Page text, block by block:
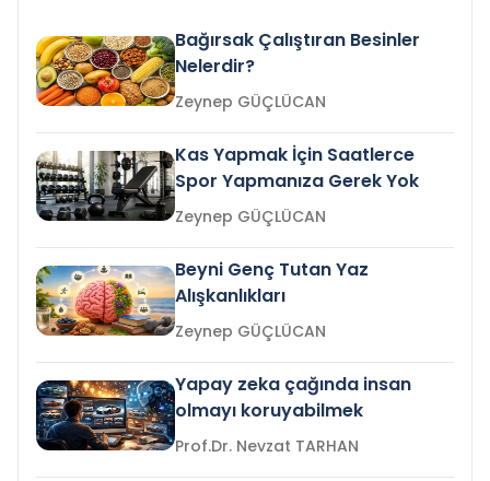
Bağırsak Çalıştıran Besinler
Nelerdir?
Zeynep GÜÇLÜCAN
Kas Yapmak İçin Saatlerce
Spor Yapmanıza Gerek Yok
Zeynep GÜÇLÜCAN
Beyni Genç Tutan Yaz
Alışkanlıkları
Zeynep GÜÇLÜCAN
Yapay zeka çağında insan
olmayı koruyabilmek
Prof.Dr. Nevzat TARHAN